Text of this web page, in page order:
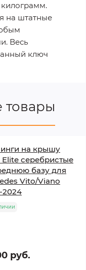
килограмм.
на штатные
Весь
ключ
товары
на крышу
Elite серебристые
базу для
Vito/Viano
2024
руб.